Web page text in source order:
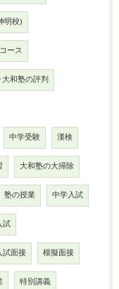
明校)
ース
和塾の評判
中学受験 漢検
大和塾の大掃除
塾の授業 中学入試
試
試面接 模擬面接
特別講義